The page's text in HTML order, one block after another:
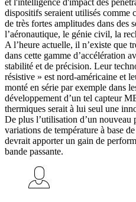
et l'intelligence d'impact des
dispositifs seraient utilisés comme
de très fortes amplitudes dans des
l’aéronautique, le génie civil, la
A l’heure actuelle, il n’existe que
dans cette gamme d’accélération
stabilité et de précision. Leur
résistive » est nord-américaine et
monté en série par exemple dans
développement d’un tel capteur
thermiques serait à lui seul une
De plus l’utilisation d’un nouveau
variations de température à base
devrait apporter un gain de
bande passante.